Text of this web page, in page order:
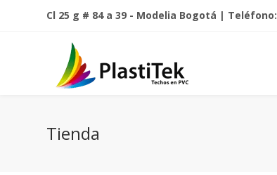
Cl 25 g # 84 a 39 - Modelia Bogotá | Teléfono:
Tienda